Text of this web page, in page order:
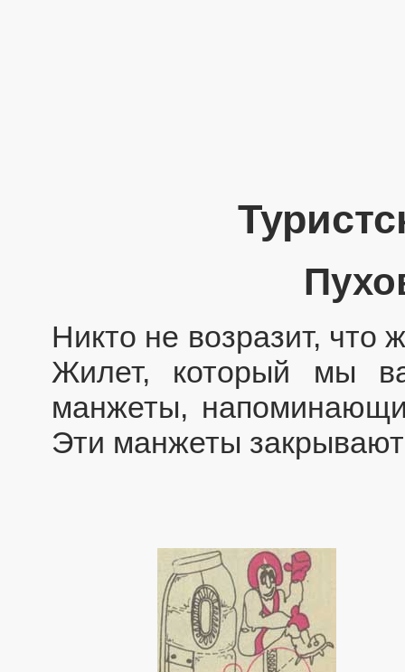
Никто не возразит, что
Жилет, который мы
манжеты,
Эти манжеты